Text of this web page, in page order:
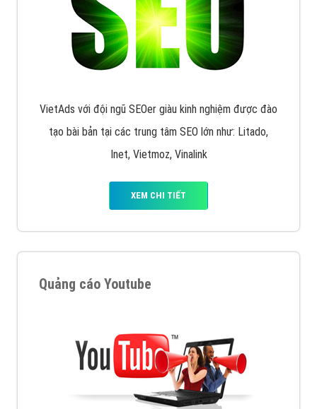
VietAds với đội ngũ SEOer giàu kinh nghiệm được đào
tạo bài bản tại các trung tâm SEO lớn như: Litado,
Inet, Vietmoz, Vinalink
XEM CHI TIẾT
Quảng cáo Youtube